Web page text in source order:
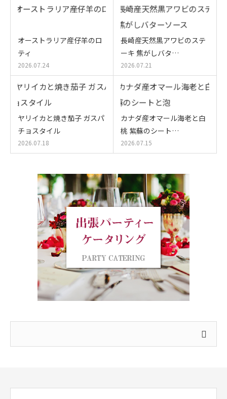
オーストラリア産仔羊のロ
ティ
2026.07.24
長崎産天然黒アワビのステ
ーキ 焦がしバタ…
2026.07.21
ヤリイカと焼き茄子 ガスパ
チョスタイル
2026.07.18
カナダ産オマール海老と白
桃 紫蘇のシート…
2026.07.15